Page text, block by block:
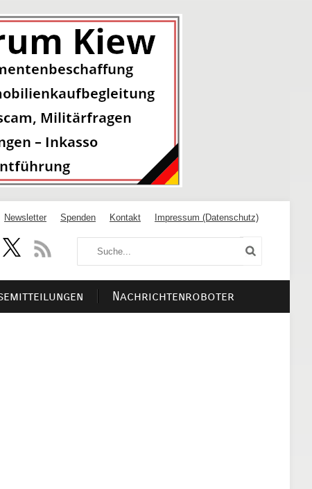
Newsletter Spenden Kontakt Impressum (Datenschutz)
Nachrichtenroboter